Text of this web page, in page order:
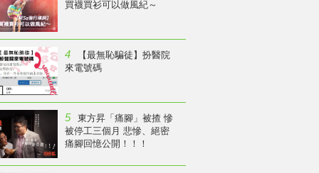
買襪買衫可以做風紀～
4
【最無恥騙徒】扮醫院
來電號碼
5
東方昇「痛腳」被揸 慘
被停工三個月 悲慘、絕密
痛腳回憶公開！！！